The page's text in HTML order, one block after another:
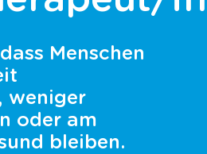
Menschen
weniger
oder am
bleiben.